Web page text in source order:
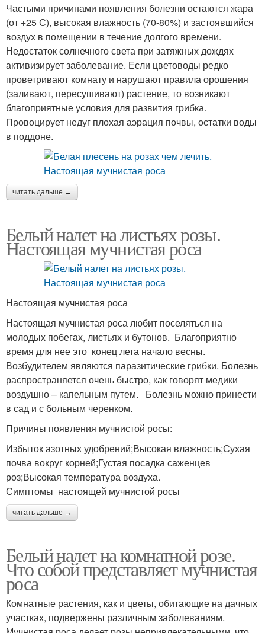
Частыми причинами появления болезни остаются жара
(от +25 С), высокая влажность (70-80%) и застоявшийся
воздух в помещении в течение долгого времени.
Недостаток солнечного света при затяжных дождях
активизирует заболевание. Если цветоводы редко
проветривают комнату и нарушают правила орошения
(заливают, пересушивают) растение, то возникают
благоприятные условия для развития грибка.
Провоцирует недуг плохая аэрация почвы, остатки воды
в поддоне.
читать дальше →
Белый налет на листьях розы.
Настоящая мучнистая роса
Настоящая мучнистая роса
Настоящая мучнистая роса любит поселяться на
молодых побегах, листьях и бутонов. Благоприятно
время для нее это конец лета начало весны.
Возбудителем являются паразитические грибки. Болезнь
распространяется очень быстро, как говорят медики
воздушно – капельным путем. Болезнь можно принести
в сад и с больным черенком.
Причины появления мучнистой росы:
Избыток азотных удобрений;Высокая влажность;Сухая
почва вокруг корней;Густая посадка саженцев
роз;Высокая температура воздуха.
Симптомы настоящей мучнистой росы
читать дальше →
Белый налет на комнатной розе.
Что собой представляет мучнистая
роса
Комнатные растения, как и цветы, обитающие на дачных
участках, подвержены различным заболеваниям.